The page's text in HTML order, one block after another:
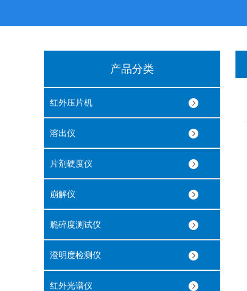
产品分类
红外压片机
溶出仪
片剂硬度仪
崩解仪
脆碎度测试仪
澄明度检测仪
红外光谱仪